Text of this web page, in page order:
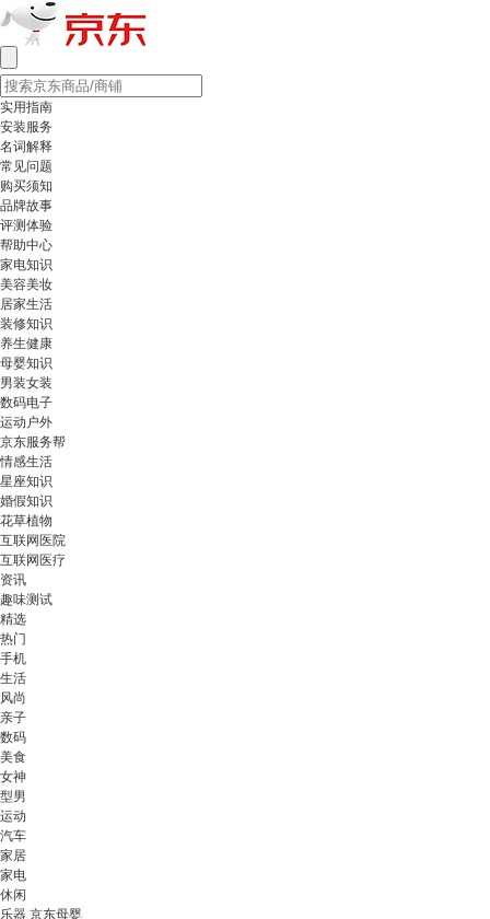
实用指南
安装服务
名词解释
常见问题
购买须知
品牌故事
评测体验
帮助中心
家电知识
美容美妆
居家生活
装修知识
养生健康
母婴知识
男装女装
数码电子
运动户外
京东服务帮
情感生活
星座知识
婚假知识
花草植物
互联网医院
互联网医疗
资讯
趣味测试
精选
热门
手机
生活
风尚
亲子
数码
美食
女神
型男
运动
汽车
家居
家电
休闲
乐器 京东母婴